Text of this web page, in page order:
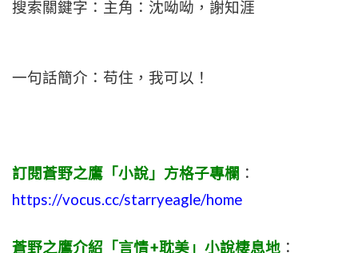
搜索關鍵字：主角：沈呦呦，謝知涯
一句話簡介：苟住，我可以！
訂閱蒼野之鷹「小說」方格子專欄 ：
https://vocus.cc/starryeagle/home
蒼野之鷹介紹「言情+耽美」小說棲息地 ：